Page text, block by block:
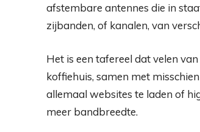
afstembare antennes die in
zijbanden, of kanalen, van
Het is een tafereel dat velen
koffiehuis, samen met
allemaal websites te laden of
meer bandbreedte.